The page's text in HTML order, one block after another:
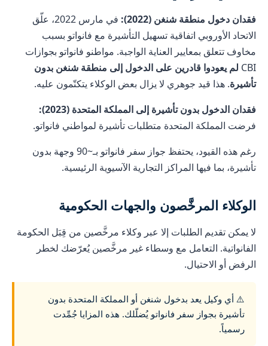
فقدان دخول منطقة شنغن (2022):
في مارس 2022، علّق
الاتحاد الأوروبي اتفاقية تسهيل التأشيرة مع فانواتو بسبب
مخاوف تتعلق بمعايير العناية الواجبة. مواطنو فانواتو بجوازات
CBI لم يعودوا قادرين على الدخول إلى منطقة شنغن بدون
تأشيرة. هذا قيد جوهري لا يزال بعض الوكلاء يتكتّمون عليه.
فقدان الدخول بدون تأشيرة إلى المملكة المتحدة (2023):
فرضت المملكة المتحدة متطلبات تأشيرة لمواطني فانواتو.
رغم هذه القيود، يحتفظ جواز سفر فانواتو بـ~90 وجهة بدون
تأشيرة، بما فيها المراكز التجارية الآسيوية الرئيسية.
الوكلاء المرخَّصون والجهات الحكومية
لا يمكن تقديم الطلبات إلا عبر وكلاء مرخَّصين من قِبَل الحكومة
الفانواتية. التعامل مع وسطاء غير مرخَّصين يُعرّضك لخطر
الرفض أو الاحتيال.
⚠️ أي وكيل يعد بدخول شنغن أو المملكة المتحدة بدون
تأشيرة بجواز سفر فانواتو يُضلّلك. هذه المزايا جُمِّدت
رسمياً.